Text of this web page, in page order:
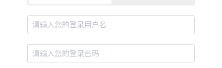
请输入您的登录用户名
请输入您的登录密码